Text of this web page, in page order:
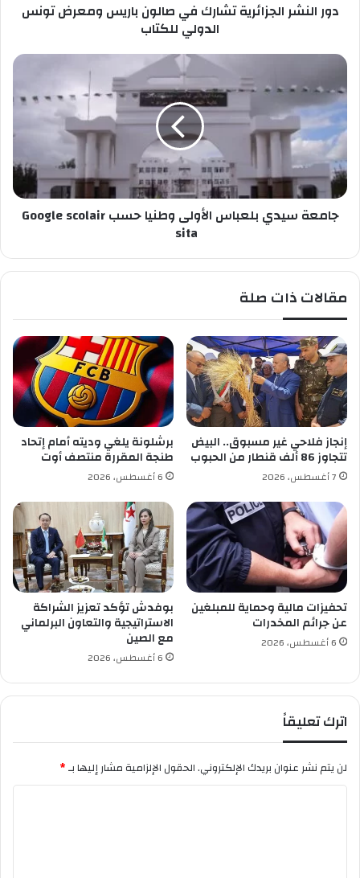
ا
ر
ة
ش
ا
ر
ك
ص
ل
و
ب
ا
ر
ي
س
و
م
ع
ر
ض
ت
و
ن
س
ا
ل
د
و
ل
ل
ل
ك
ت
ب
دور النشر الجزائرية تشارك في صالون باريس ومعرض تونس
الدولي للكتاب
ج
م
ة
ي
د
ي
ب
س
ا
أ
و
ل
ى
و
ط
ن
ي
ا
ح
س
ب
G
o
o
g
l
e
o
a
i
s
i
جامعة سيدي بلعباس الأولى وطنيا حسب Google scolair
sita
مقالات ذات صلة
إنجاز فلاحي غير مسبوق.. البيض
تتجاوز 86 ألف قنطار من الحبوب
7 أغسطس، 2026
برشلونة يلغي وديته أمام إتحاد
طنجة المقررة منتصف أوت
6 أغسطس، 2026
تحفيزات مالية وحماية للمبلغين
عن جرائم المخدرات
6 أغسطس، 2026
بوفدش تؤكد تعزيز الشراكة
الاستراتيجية والتعاون البرلماني
مع الصين
6 أغسطس، 2026
اترك تعليقاً
لن يتم نشر عنوان بريدك الإلكتروني.الحقول الإلزامية مشار إليها بـ*